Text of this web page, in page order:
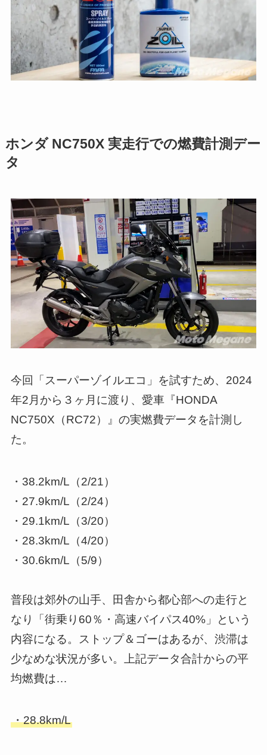
ホンダ NC750X 実走行での燃費計測デー
タ
今回「スーパーゾイルエコ」を試すため、2024
年2月から３ヶ月に渡り、愛車『HONDA
NC750X（RC72）』の実燃費データを計測し
た。
・38.2km/L（2/21）
・27.9km/L（2/24）
・29.1km/L（3/20）
・28.3km/L（4/20）
・30.6km/L（5/9）
普段は郊外の山手、田舎から都心部への走行と
なり「街乗り60％・高速バイパス40%」という
内容になる。ストップ＆ゴーはあるが、渋滞は
少なめな状況が多い。上記データ合計からの平
均燃費は…
・28.8km/L